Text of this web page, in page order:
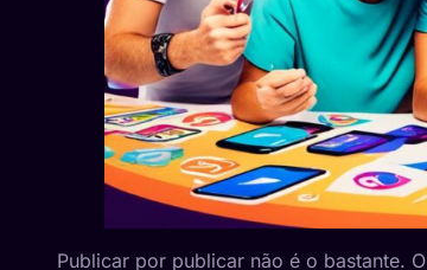
Publicar por publicar não é o bastante. O